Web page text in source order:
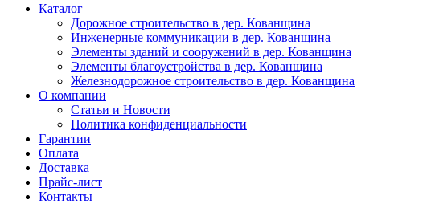
Каталог
Дорожное строительство в дер. Кованщина
Инженерные коммуникации в дер. Кованщина
Элементы зданий и сооружений в дер. Кованщина
Элементы благоустройства в дер. Кованщина
Железнодорожное строительство в дер. Кованщина
О компании
Статьи и Новости
Политика конфиденциальности
Гарантии
Оплата
Доставка
Прайс-лист
Контакты